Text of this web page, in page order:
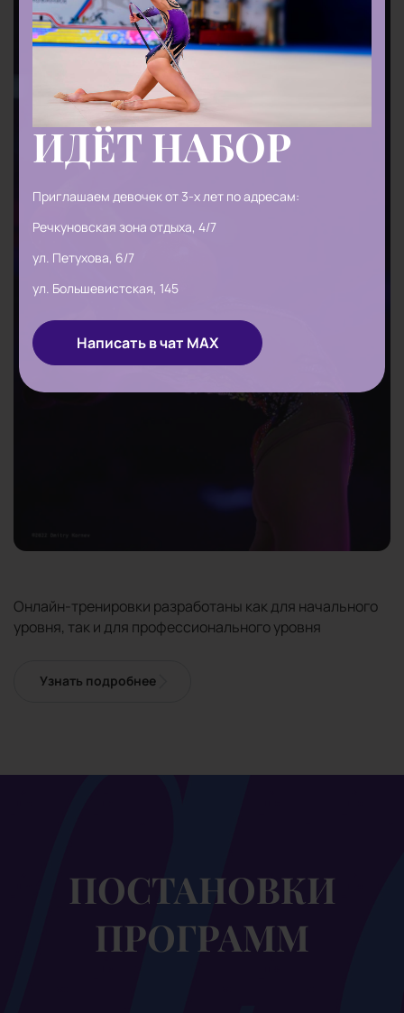
ИДЁТ НАБОР
Приглашаем девочек от 3-x лет по адресам:
Речкуновская зона отдыха, 4/7
ул. Петухова, 6/7
ул. Большевистская, 145
Написать в чат MAX
Онлайн-тренировки разработаны как для начального
уровня, так и для профессионального уровня
Узнать подробнее
ПОСТАНОВКИ
ПРОГРАММ